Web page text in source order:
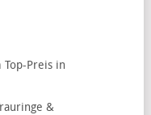
Preis in
&